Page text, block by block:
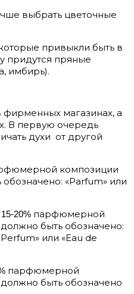
выбрать цветочные
привыкли быть в
придутся пряные
имбирь).
фирменных магазинах, а
В первую очередь
духи от другой
композиции
«Parfum» или
15-20% парфюмерной
быть обозначено:
или «Eau de
парфюмерной
быть обозначено